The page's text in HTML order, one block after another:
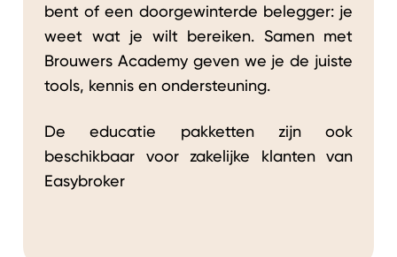
bent of een doorgewinterde belegger: je
weet wat je wilt bereiken. Samen met
Brouwers Academy geven we je de juiste
tools, kennis en ondersteuning.
De educatie pakketten zijn ook
beschikbaar voor zakelijke klanten van
Easybroker